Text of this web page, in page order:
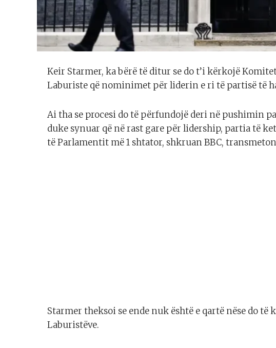
Keir Starmer, ka bërë të ditur se do t’i kërkojë
Laburiste që nominimet për liderin e ri të partisë të
Ai tha se procesi do të përfundojë deri në pushimin
duke synuar që në rast gare për lidership, partia të
të Parlamentit më 1 shtator, shkruan BBC,
Starmer theksoi se ende nuk është e qartë nëse do të
Laburistëve.